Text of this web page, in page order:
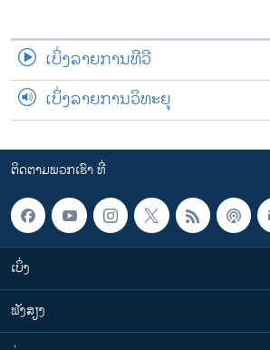
ເບິ່ງລາຍການທີວີ
ເບິ່ງລາຍການວິທະຍຸ
ຕິດຕາມພວກເຮົາ ທີ່
ເບິ່ງ
ຟັງສຽງ